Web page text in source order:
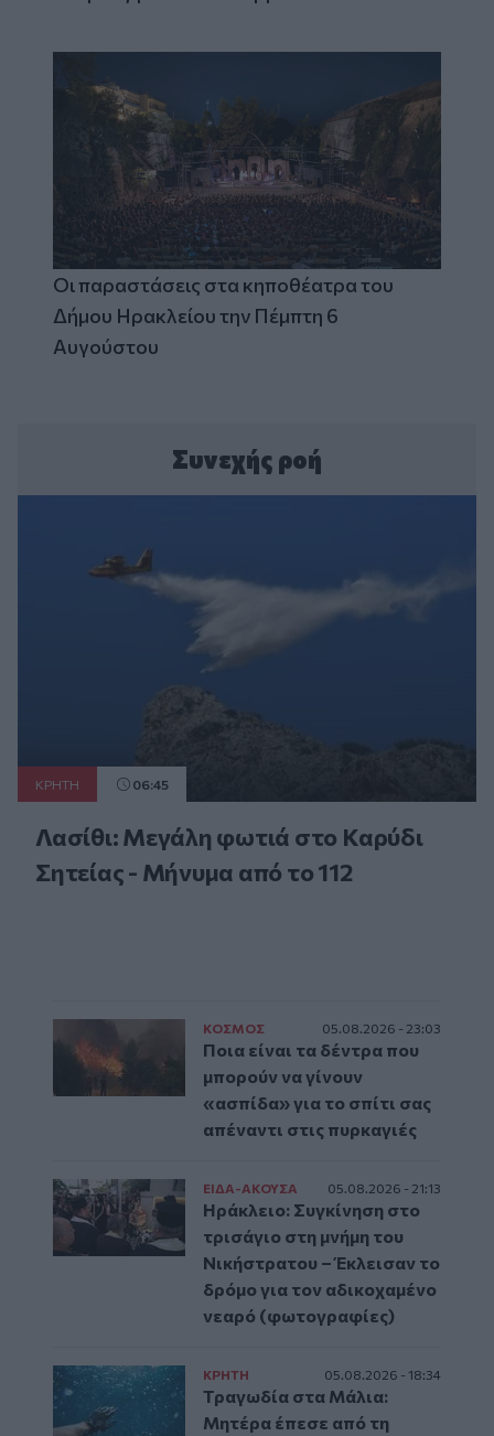
Οι παραστάσεις στα κηποθέατρα του
Δήμου Ηρακλείου την Πέμπτη 6
Αυγούστου
Συνεχής ροή
ΚΡΗΤΗ 06:45
Λασίθι: Μεγάλη φωτιά στο Καρύδι
Σητείας - Μήνυμα από το 112
ΚΟΣΜΟΣ 05.08.2026 - 23:03
Ποια είναι τα δέντρα που
μπορούν να γίνουν
«ασπίδα» για το σπίτι σας
απέναντι στις πυρκαγιές
ΕΙΔΑ-ΑΚΟΥΣΑ 05.08.2026 - 21:13
Ηράκλειο: Συγκίνηση στο
τρισάγιο στη μνήμη του
Νικήστρατου – Έκλεισαν το
δρόμο για τον αδικοχαμένο
νεαρό (φωτογραφίες)
ΚΡΗΤΗ 05.08.2026 - 18:34
Τραγωδία στα Μάλια:
Μητέρα έπεσε από τη